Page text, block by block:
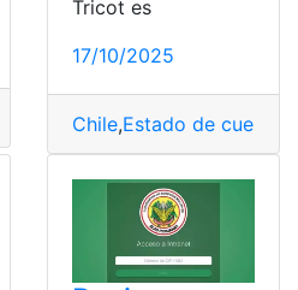
Consultas,Estado de cuenta,
Tricot es
17/10/2025
Chile,Estado de cuenta